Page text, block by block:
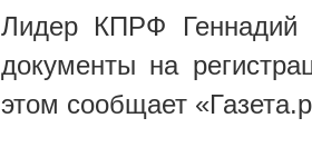
Лидер КПРФ Геннадий
документы на
этом сообщает